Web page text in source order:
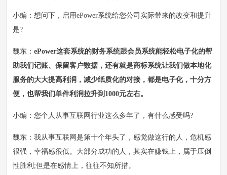
小编：想问下，启用ePower系统给您公司实际带来的改变和提升
是?
魏东： ePower这套系统的财务系统跟会员系统能轻松电子化的帮
助我们记账、保留客户数据，还有就是商标系统让我们做本地化
服务的大大提高利润，减少纸质化的对接，都是电子化，十分方
便，也帮我们单件利润拉升到1000元左右。
小编：您个人从事互联网行业这么多年了，有什么感受吗?
魏东：我从事互联网是第十个年头了，感觉做这行的人，危机感
很强，幸福感很低。大部分成功的人，其实在赚钱上，属于压倒
性胜利;但是在感情上，往往不知所措。